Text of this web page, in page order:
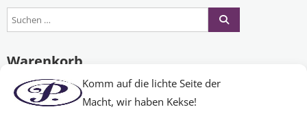
Komm auf die lichte Seite der
Macht, wir haben Kekse!
Warenkorb
Es befinden sich keine Produkte im Warenkorb.